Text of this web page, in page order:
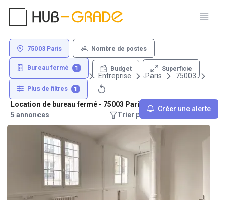
75003 Paris Nombre de postes
Bureau fermé 1 Budget Superficie
Plus de filtres 1
Créer une alerte
Entreprise Paris 75003
Location de bureau fermé - 75003 Paris
5 annonces
Trier par : Recommandations